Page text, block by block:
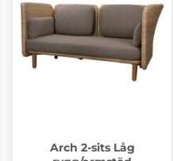
Arch 2-sits Låg